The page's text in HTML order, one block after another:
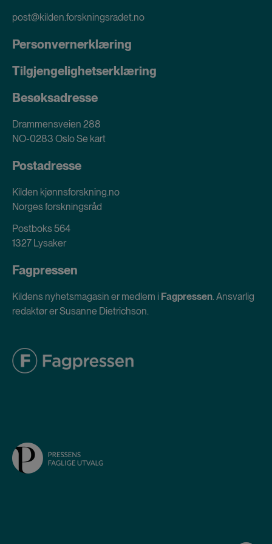
post@kilden.forskningsradet.no
Personvernerklæring
Tilgjengelighetserklæring
Besøksadresse
Drammensveien 288
NO-0283 OsloSe kart
Postadresse
Kilden kjønnsforskning.no
Norges forskningsråd
Postboks 564
1327 Lysaker
Fagpressen
Kildens nyhetsmagasin er medlem i Fagpressen. Ansvarlig
redaktør er Susanne Dietrichson.